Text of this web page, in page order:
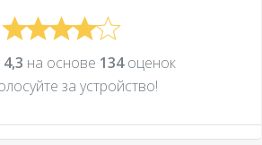
4,3 на основе 134оценок
за устройcтво!